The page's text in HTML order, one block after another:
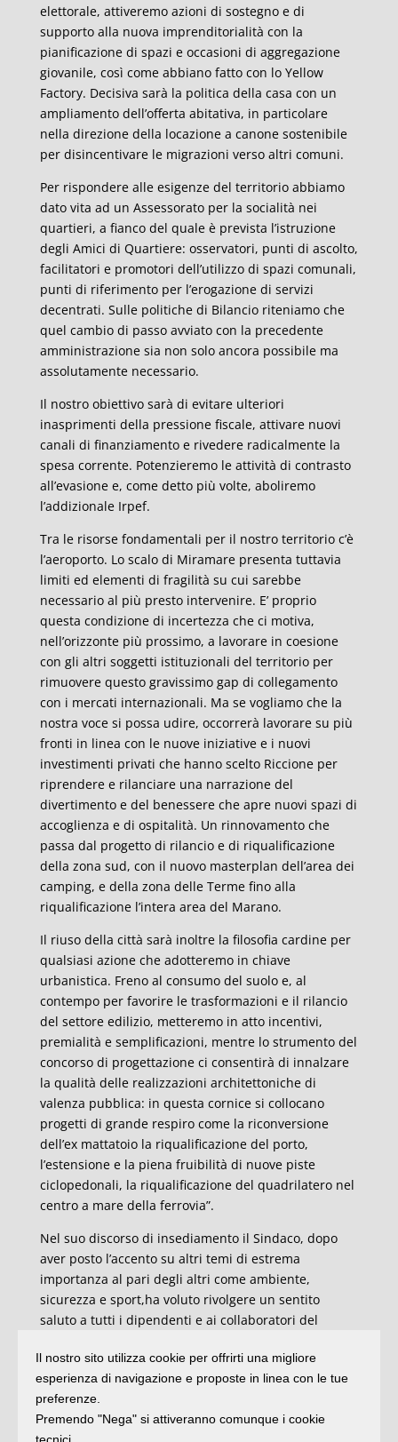
elettorale, attiveremo azioni di sostegno e di
supporto alla nuova imprenditorialità con la
pianificazione di spazi e occasioni di aggregazione
giovanile, così come abbiano fatto con lo Yellow
Factory. Decisiva sarà la politica della casa con un
ampliamento dell’offerta abitativa, in particolare
nella direzione della locazione a canone sostenibile
per disincentivare le migrazioni verso altri comuni.
Per rispondere alle esigenze del territorio abbiamo
dato vita ad un Assessorato per la socialità nei
quartieri, a fianco del quale è prevista l’istruzione
degli Amici di Quartiere: osservatori, punti di ascolto,
facilitatori e promotori dell’utilizzo di spazi comunali,
punti di riferimento per l’erogazione di servizi
decentrati. Sulle politiche di Bilancio riteniamo che
quel cambio di passo avviato con la precedente
amministrazione sia non solo ancora possibile ma
assolutamente necessario.
Il nostro obiettivo sarà di evitare ulteriori
inasprimenti della pressione fiscale, attivare nuovi
canali di finanziamento e rivedere radicalmente la
spesa corrente. Potenzieremo le attività di contrasto
all’evasione e, come detto più volte, aboliremo
l’addizionale Irpef.
Tra le risorse fondamentali per il nostro territorio c’è
l’aeroporto. Lo scalo di Miramare presenta tuttavia
limiti ed elementi di fragilità su cui sarebbe
necessario al più presto intervenire. E’ proprio
questa condizione di incertezza che ci motiva,
nell’orizzonte più prossimo, a lavorare in coesione
con gli altri soggetti istituzionali del territorio per
rimuovere questo gravissimo gap di collegamento
con i mercati internazionali. Ma se vogliamo che la
nostra voce si possa udire, occorrerà lavorare su più
fronti in linea con le nuove iniziative e i nuovi
investimenti privati che hanno scelto Riccione per
riprendere e rilanciare una narrazione del
divertimento e del benessere che apre nuovi spazi di
accoglienza e di ospitalità. Un rinnovamento che
passa dal progetto di rilancio e di riqualificazione
della zona sud, con il nuovo masterplan dell’area dei
camping, e della zona delle Terme fino alla
riqualificazione l’intera area del Marano.
Il riuso della città sarà inoltre la filosofia cardine per
qualsiasi azione che adotteremo in chiave
urbanistica. Freno al consumo del suolo e, al
contempo per favorire le trasformazioni e il rilancio
del settore edilizio, metteremo in atto incentivi,
premialità e semplificazioni, mentre lo strumento del
concorso di progettazione ci consentirà di innalzare
la qualità delle realizzazioni architettoniche di
valenza pubblica: in questa cornice si collocano
progetti di grande respiro come la riconversione
dell’ex mattatoio la riqualificazione del porto,
l’estensione e la piena fruibilità di nuove piste
ciclopedonali, la riqualificazione del quadrilatero nel
centro a mare della ferrovia”.
Nel suo discorso di insediamento il Sindaco, dopo
aver posto l’accento su altri temi di estrema
importanza al pari degli altri come ambiente,
sicurezza e sport,ha voluto rivolgere un sentito
saluto a tutti i dipendenti e ai collaboratori del
squadra di lavoro per garanire con responsabilità un
buon servizio ai cittadini. In chiusura il desiderio di
instaurare un rapporto costruttivo con i gruppi
consiliari di minoranza nell’ambito di un confronto
Il nostro sito utilizza cookie per offrirti una migliore
esperienza di navigazione e proposte in linea con le tue
preferenze.
Premendo "Nega" si attiveranno comunque i cookie